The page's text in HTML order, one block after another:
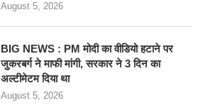
August 5, 2026
BIG NEWS : PM मोदी का वीडियो हटाने पर
जुकरबर्ग ने माफी मांगी, सरकार ने 3 दिन का
अल्टीमेटम दिया था
August 5, 2026